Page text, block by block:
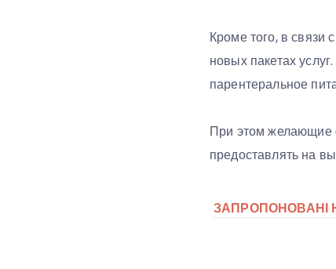
Кроме того, в связи
новых пакетах
парентеральное
При этом желающие
предоставлять на